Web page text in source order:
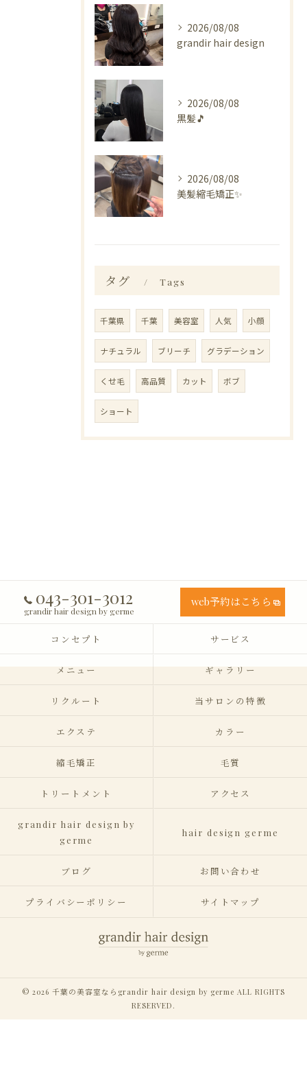
2026/08/08
grandir hair design
2026/08/08
黒髪🎵
2026/08/08
美髪縮毛矯正✨️
タグ Tags
千葉県 千葉 美容室 人気 小顔
ナチュラル ブリーチ グラデーション
くせ毛 高品質 カット ボブ
ショート
043-301-3012
grandir hair design by germe
web予約はこちら
コンセプト サービス
メニュー ギャラリー
リクルート 当サロンの特徴
エクステ カラー
縮毛矯正 毛質
トリートメント アクセス
grandir hair design by
germe
hair design germe
ブログ お問い合わせ
プライバシーポリシー サイトマップ
© 2026 千葉の美容室ならgrandir hair design by germe ALL RIGHTS
RESERVED.